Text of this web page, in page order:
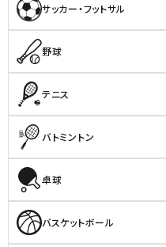
サッカー・フットサル
野球
テニス
バトミントン
卓球
バスケットボール